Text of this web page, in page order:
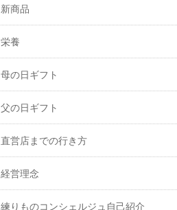
新商品
栄養
母の日ギフト
父の日ギフト
直営店までの行き方
経営理念
練りものコンシェルジュ自己紹介